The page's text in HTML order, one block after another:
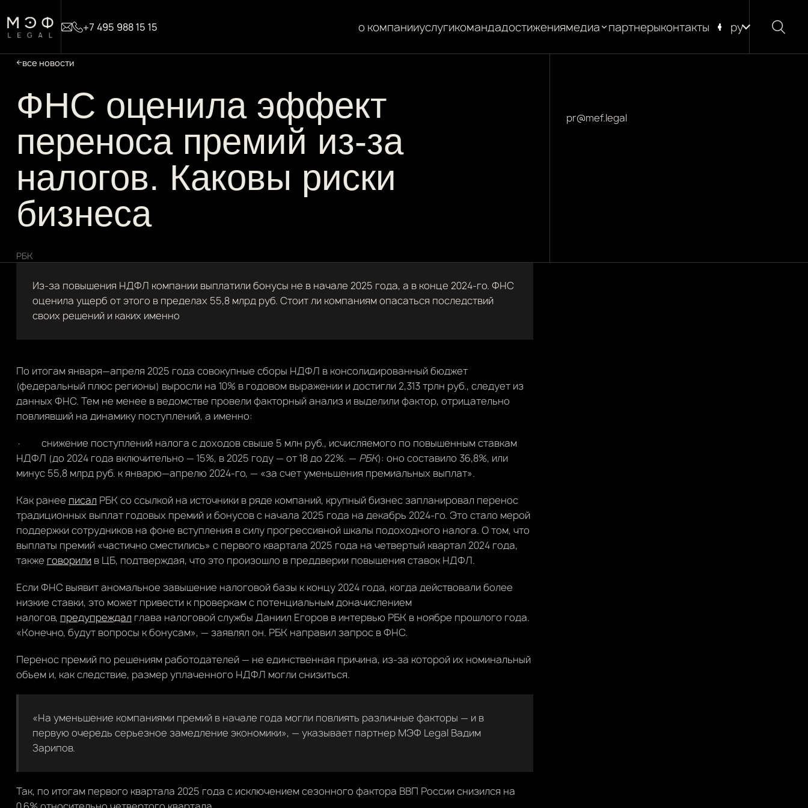
+7 495 988 15 15 о компанииуслугикомандадостижениямедиа
новости
партнерыконтакты ру
все новости
ФНС оценила эффект
переноса премий из-за
налогов. Каковы риски
бизнеса
РБК
pr@mef.legal
Из-за повышения НДФЛ компании выплатили бонусы не в начале 2025 года, а в конце 2024-го. ФНС
оценила ущерб от этого в пределах 55,8 млрд руб. Стоит ли компаниям опасаться последствий
своих решений и каких именно
По итогам января—апреля 2025 года совокупные сборы НДФЛ в консолидированный бюджет
(федеральный плюс регионы) выросли на 10% в годовом выражении и достигли 2,313 трлн руб., следует из
данных ФНС. Тем не менее в ведомстве провели факторный анализ и выделили фактор, отрицательно
повлиявший на динамику поступлений, а именно:
· снижение поступлений налога с доходов свыше 5 млн руб., исчисляемого по повышенным ставкам
НДФЛ (до 2024 года включительно — 15%, в 2025 году — от 18 до 22%. — РБК): оно составило 36,8%, или
минус 55,8 млрд руб. к январю—апрелю 2024-го, — «за счет уменьшения премиальных выплат».
Как ранее писал РБК со ссылкой на источники в ряде компаний, крупный бизнес запланировал перенос
традиционных выплат годовых премий и бонусов с начала 2025 года на декабрь 2024-го. Это стало мерой
поддержки сотрудников на фоне вступления в силу прогрессивной шкалы подоходного налога. О том, что
выплаты премий «частично сместились» с первого квартала 2025 года на четвертый квартал 2024 года,
также говорилив ЦБ, подтверждая, что это произошло в преддверии повышения ставок НДФЛ.
Если ФНС выявит аномальное завышение налоговой базы к концу 2024 года, когда действовали более
низкие ставки, это может привести к проверкам с потенциальным доначислением
налогов, предупреждал глава налоговой службы Даниил Егоров в интервью РБК в ноябре прошлого года.
«Конечно, будут вопросы к бонусам», — заявлял он. РБК направил запрос в ФНС.
Перенос премий по решениям работодателей — не единственная причина, из-за которой их номинальный
объем и, как следствие, размер уплаченного НДФЛ могли снизиться.
«На уменьшение компаниями премий в начале года могли повлиять различные факторы — и в
первую очередь серьезное замедление экономики», — указывает партнер МЭФ Legal Вадим
Зарипов.
Так, по итогам первого квартала 2025 года с исключением сезонного фактора ВВП России снизился на